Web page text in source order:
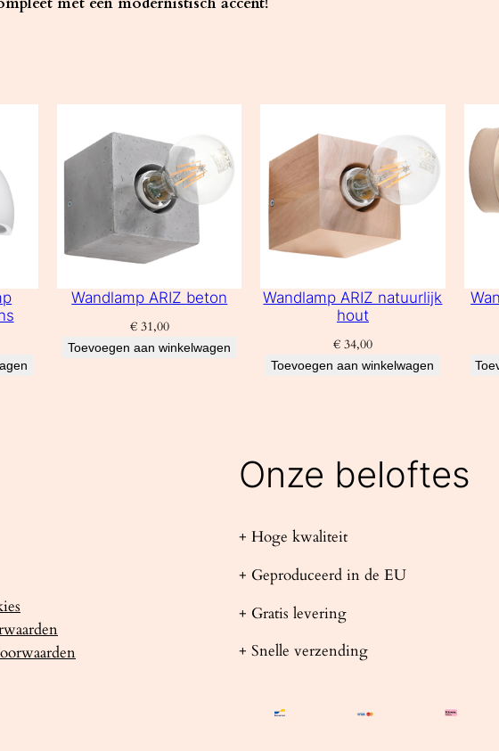
Wandlamp ARIZ beton
€31,00
Toevoegen aan winkelwagen
Wandlamp ARIZ natuurlijk
hout
€34,00
Toevoegen aan winkelwagen
Onze beloftes
+ Hoge kwaliteit
+ Geproduceerd in de EU
+ Gratis levering
+ Snelle verzending